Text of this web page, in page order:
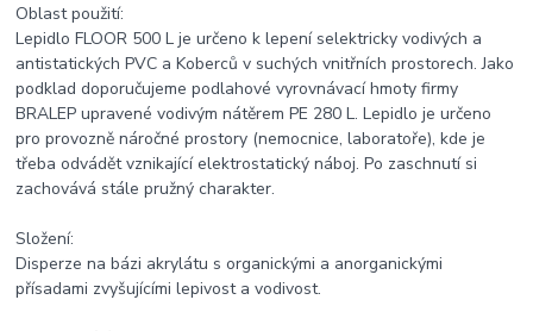
Oblast použití:
Lepidlo FLOOR 500 L je určeno k lepení selektricky vodivých a
antistatických PVC a Koberců v suchých vnitřních prostorech. Jako
podklad doporučujeme podlahové vyrovnávací hmoty firmy
BRALEP upravené vodivým nátěrem PE 280 L. Lepidlo je určeno
pro provozně náročné prostory (nemocnice, laboratoře), kde je
třeba odvádět vznikající elektrostatický náboj. Po zaschnutí si
zachovává stále pružný charakter.
Složení:
Disperze na bázi akrylátu s organickými a anorganickými
přísadami zvyšujícími lepivost a vodivost.